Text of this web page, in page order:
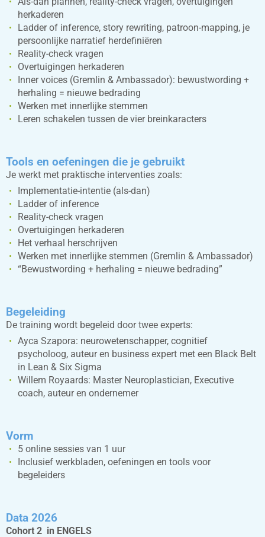
herkaderen
Ladder of inference, story rewriting, patroon-mapping, je
persoonlijke narratief herdefiniëren
Reality-check vragen
Overtuigingen herkaderen
Inner voices (Gremlin & Ambassador): bewustwording +
herhaling = nieuwe bedrading
Werken met innerlijke stemmen
Leren schakelen tussen de vier breinkaracters
Tools en oefeningen die je gebruikt
Je werkt met praktische interventies zoals:
Implementatie-intentie (als-dan)
Ladder of inference
Reality-check vragen
Overtuigingen herkaderen
Het verhaal herschrijven
Werken met innerlijke stemmen (Gremlin & Ambassador)
“Bewustwording + herhaling = nieuwe bedrading”
Begeleiding
De training wordt begeleid door twee experts:
Ayca Szapora: neurowetenschapper, cognitief
psycholoog, auteur en business expert met een Black Belt
in Lean & Six Sigma
Willem Royaards: Master Neuroplastician, Executive
coach, auteur en ondernemer
Vorm
5 online sessies van 1 uur
Inclusief werkbladen, oefeningen en tools voor
begeleiders
Data 2026
Cohort 2 in ENGELS